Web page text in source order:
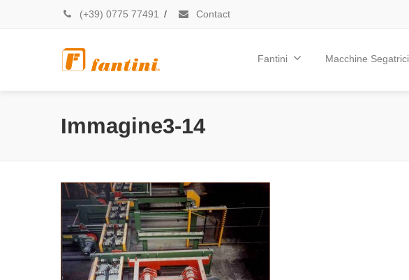
(+39) 0775 77491 / Contact
Fantini Macchine Segatrici
Immagine3-14